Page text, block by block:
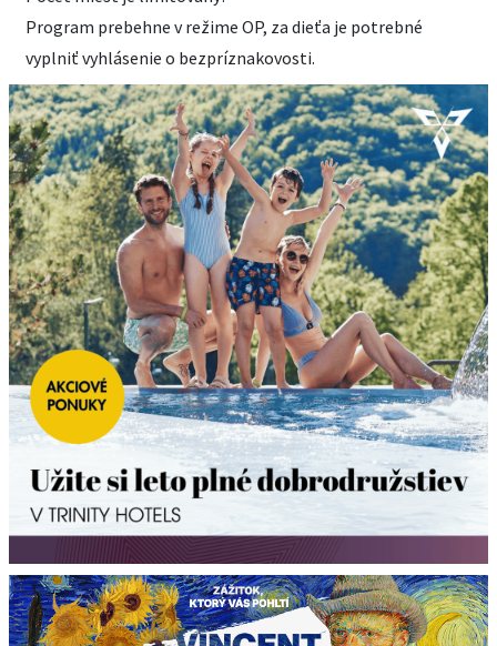
Program prebehne v režime OP, za dieťa je potrebné
vyplniť vyhlásenie o bezpríznakovosti.